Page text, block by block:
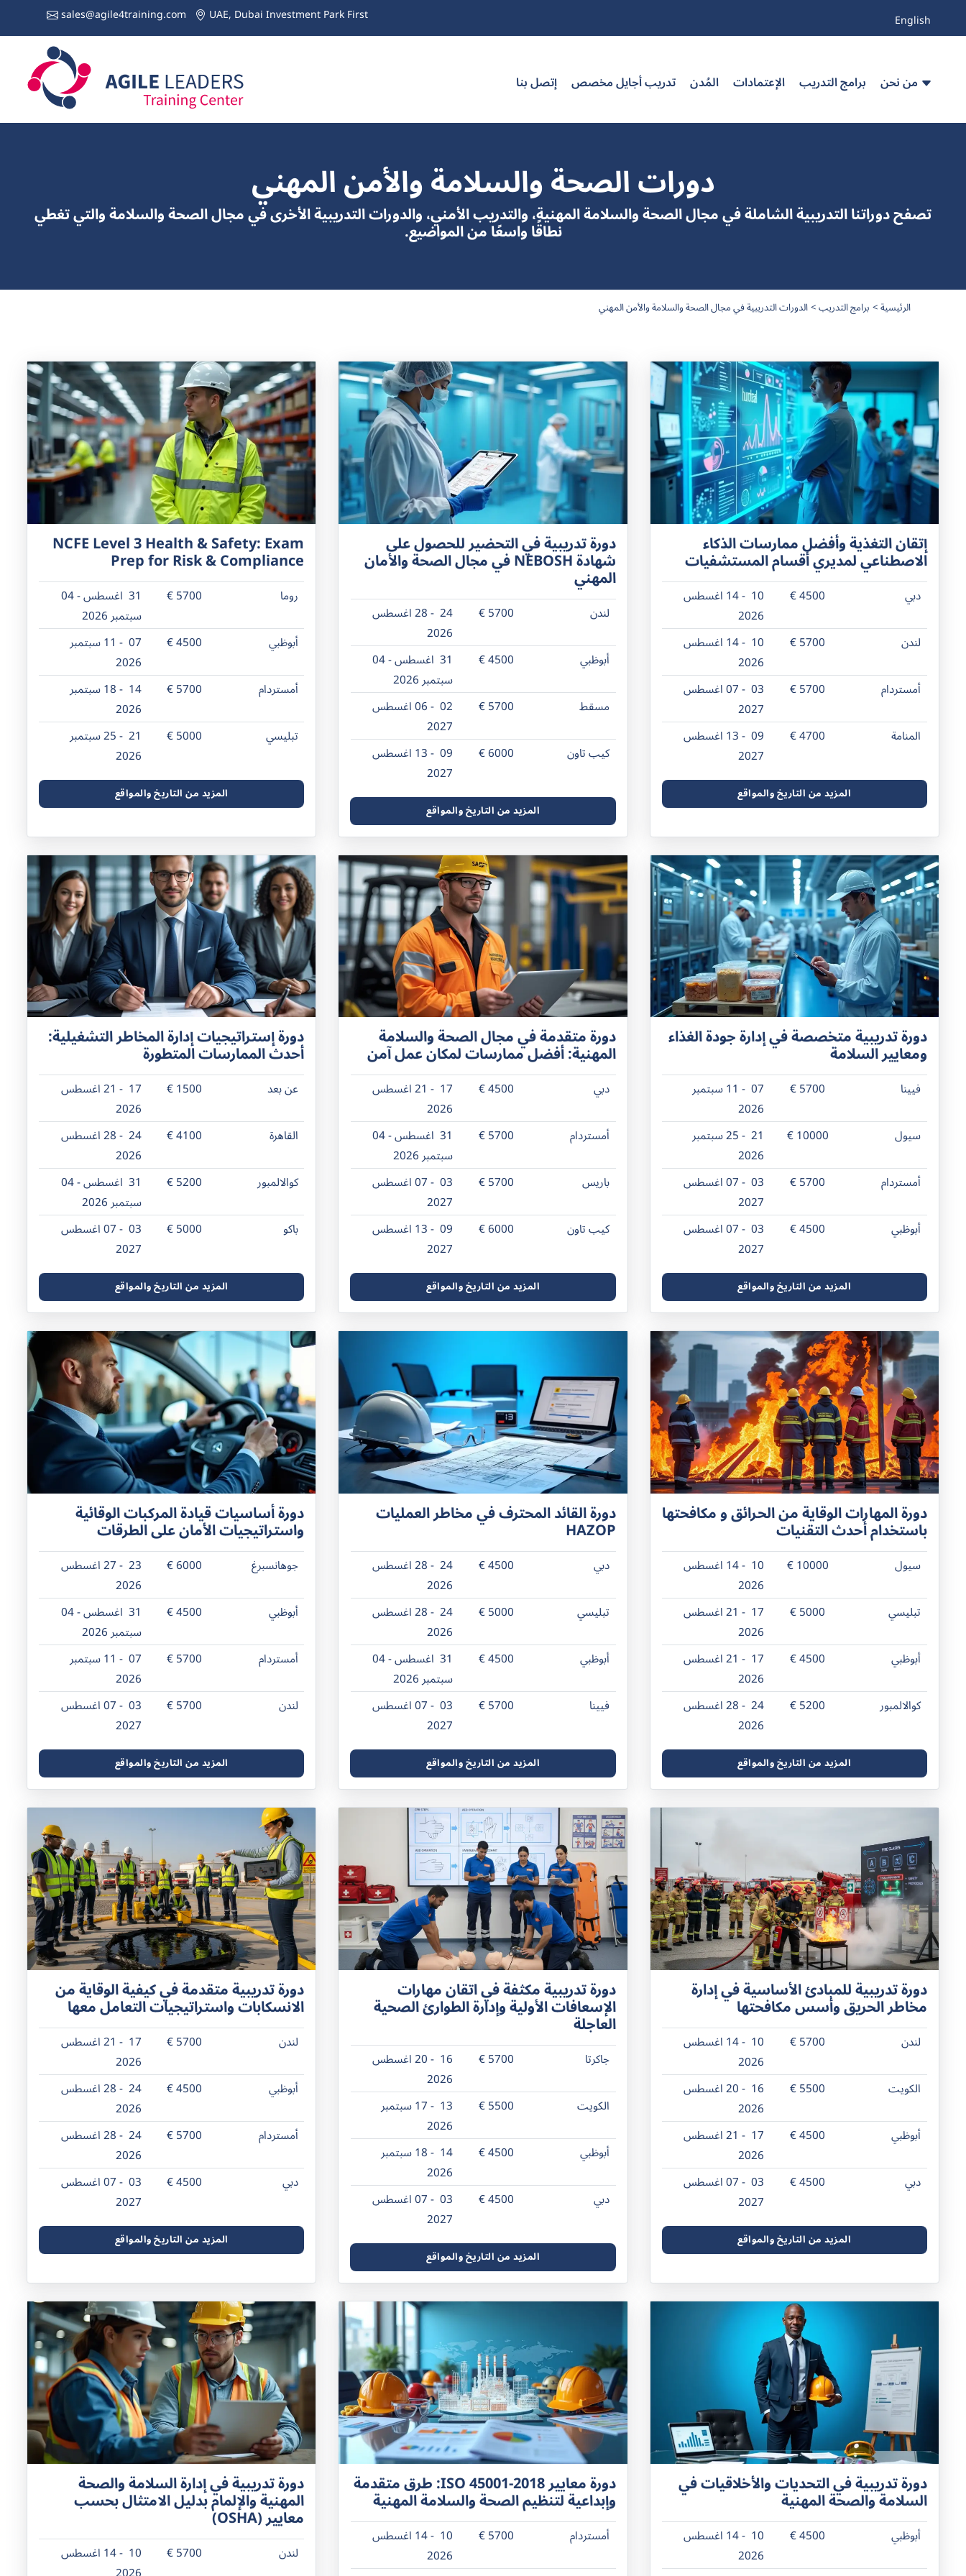
sales@agile4training.com UAE, Dubai Investment Park First English
برامج التدريب الإعتمادات المُدن تدريب أجايل مخصص إتصل بنا
دورات الصحة والسلامة والأمن المهني
تصفح دوراتنا التدريبية الشاملة في مجال الصحة والسلامة المهنية، والتدريب الأمني، والدورات التدريبية الأخرى في مجال الصحة والسلامة والتي تغطي
نطاقًا واسعًا من المواضيع.
الرئيسية برامج التدريب الدورات التدريبية في مجال الصحة والسلامة والأمن المهني
إتقان التغذية وأفضل ممارسات الذكاء
الاصطناعي لمديري أقسام المستشفيات
دبي 4500 €
10 - 14 اغسطس
2026
لندن
5700 €
10 - 14 اغسطس
2026
أمستردام
5700 €
03 - 07 اغسطس
2027
المنامة
4700 €
09 - 13 اغسطس
2027
المزيد من التاريخ والمواقع
دورة تدريبية في التحضير للحصول على
شهادة NEBOSH في مجال الصحة والأمان
المهني
لندن 5700 €
24 - 28 اغسطس
2026
أبوظبي
4500 €
31 اغسطس - 04
سبتمبر 2026
مسقط
5700 €
02 - 06 اغسطس
2027
كيب تاون
6000 €
09 - 13 اغسطس
2027
المزيد من التاريخ والمواقع
NCFE Level 3 Health & Safety: Exam
Prep for Risk & Compliance
روما 5700 €
31 اغسطس - 04
سبتمبر 2026
أبوظبي
4500 €
07 - 11 سبتمبر
2026
أمستردام
5700 €
14 - 18 سبتمبر
2026
تبليسي
5000 €
21 - 25 سبتمبر
2026
المزيد من التاريخ والمواقع
دورة تدريبية متخصصة في إدارة جودة الغذاء
ومعايير السلامة
فيينا 5700 €
07 - 11 سبتمبر
2026
سيول
10000 €
21 - 25 سبتمبر
2026
أمستردام
5700 €
03 - 07 اغسطس
2027
أبوظبي
4500 €
03 - 07 اغسطس
2027
المزيد من التاريخ والمواقع
دورة متقدمة في مجال الصحة والسلامة
المهنية: أفضل ممارسات لمكان عمل آمن
دبي 4500 €
17 - 21 اغسطس
2026
أمستردام
5700 €
31 اغسطس - 04
سبتمبر 2026
باريس
5700 €
03 - 07 اغسطس
2027
كيب تاون
6000 €
09 - 13 اغسطس
2027
المزيد من التاريخ والمواقع
دورة إستراتيجيات إدارة المخاطر التشغيلية:
أحدث الممارسات المتطورة
عن بعد 1500 €
17 - 21 اغسطس
2026
القاهرة
4100 €
24 - 28 اغسطس
2026
كوالالمبور
5200 €
31 اغسطس - 04
سبتمبر 2026
باكو
5000 €
03 - 07 اغسطس
2027
المزيد من التاريخ والمواقع
دورة المهارات الوقاية من الحرائق و مكافحتها
باستخدام أحدث التقنيات
سيول 10000 €
10 - 14 اغسطس
2026
تبليسي
5000 €
17 - 21 اغسطس
2026
أبوظبي
4500 €
17 - 21 اغسطس
2026
كوالالمبور
5200 €
24 - 28 اغسطس
2026
المزيد من التاريخ والمواقع
دورة القائد المحترف في مخاطر العمليات
HAZOP
دبي 4500 €
24 - 28 اغسطس
2026
تبليسي
5000 €
24 - 28 اغسطس
2026
أبوظبي
4500 €
31 اغسطس - 04
سبتمبر 2026
فيينا
5700 €
03 - 07 اغسطس
2027
المزيد من التاريخ والمواقع
دورة أساسيات قيادة المركبات الوقائية
واستراتيجيات الأمان على الطرقات
جوهانسبرغ 6000 €
23 - 27 اغسطس
2026
أبوظبي
4500 €
31 اغسطس - 04
سبتمبر 2026
أمستردام
5700 €
07 - 11 سبتمبر
2026
لندن
5700 €
03 - 07 اغسطس
2027
المزيد من التاريخ والمواقع
دورة تدريبية للمبادئ الأساسية في إدارة
مخاطر الحريق وأسس مكافحتها
لندن 5700 €
10 - 14 اغسطس
2026
الكويت
5500 €
16 - 20 اغسطس
2026
أبوظبي
4500 €
17 - 21 اغسطس
2026
دبي
4500 €
03 - 07 اغسطس
2027
المزيد من التاريخ والمواقع
دورة تدريبية مكثفة في اتقان مهارات
الإسعافات الأولية وإدارة الطوارئ الصحية
العاجلة
جاكرتا 5700 €
16 - 20 اغسطس
2026
الكويت
5500 €
13 - 17 سبتمبر
2026
أبوظبي
4500 €
14 - 18 سبتمبر
2026
دبي
4500 €
03 - 07 اغسطس
2027
المزيد من التاريخ والمواقع
دورة تدريبية متقدمة في كيفية الوقاية من
الانسكابات واستراتيجيات التعامل معها
لندن 5700 €
17 - 21 اغسطس
2026
أبوظبي
4500 €
24 - 28 اغسطس
2026
أمستردام
5700 €
24 - 28 اغسطس
2026
دبي
4500 €
03 - 07 اغسطس
2027
المزيد من التاريخ والمواقع
دورة تدريبية في التحديات والأخلاقيات في
السلامة والصحة المهنية
أبوظبي 4500 €
10 - 14 اغسطس
2026
دورة معايير ISO 45001-2018: طرق متقدمة
وإبداعية لتنظيم الصحة والسلامة المهنية
أمستردام 5700 €
10 - 14 اغسطس
2026
دورة تدريبية في إدارة السلامة والصحة
المهنية والإلمام بدليل الامتثال بحسب
معايير (OSHA)
لندن 5700 €
10 - 14 اغسطس